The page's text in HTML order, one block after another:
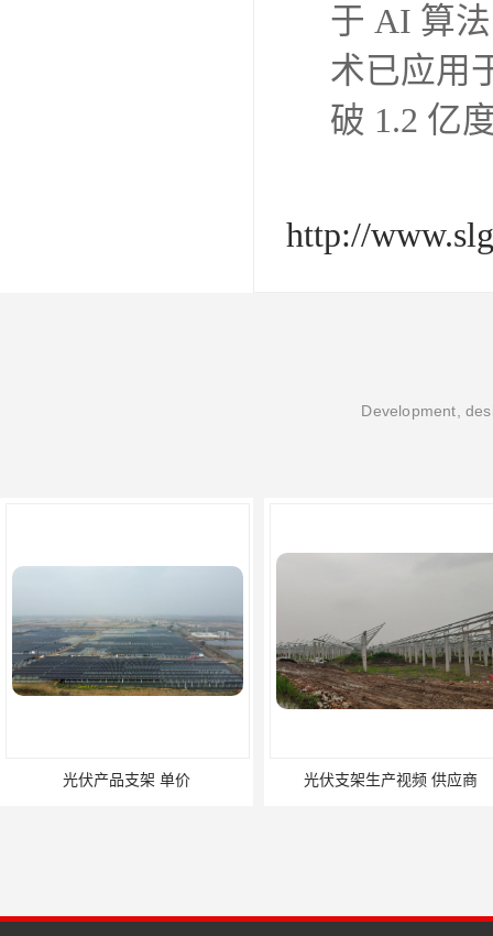
于 AI 算
术已应用
破 1.2 亿
http://
Development,
光伏产品支架 单价 光伏支架生产视频 供应商